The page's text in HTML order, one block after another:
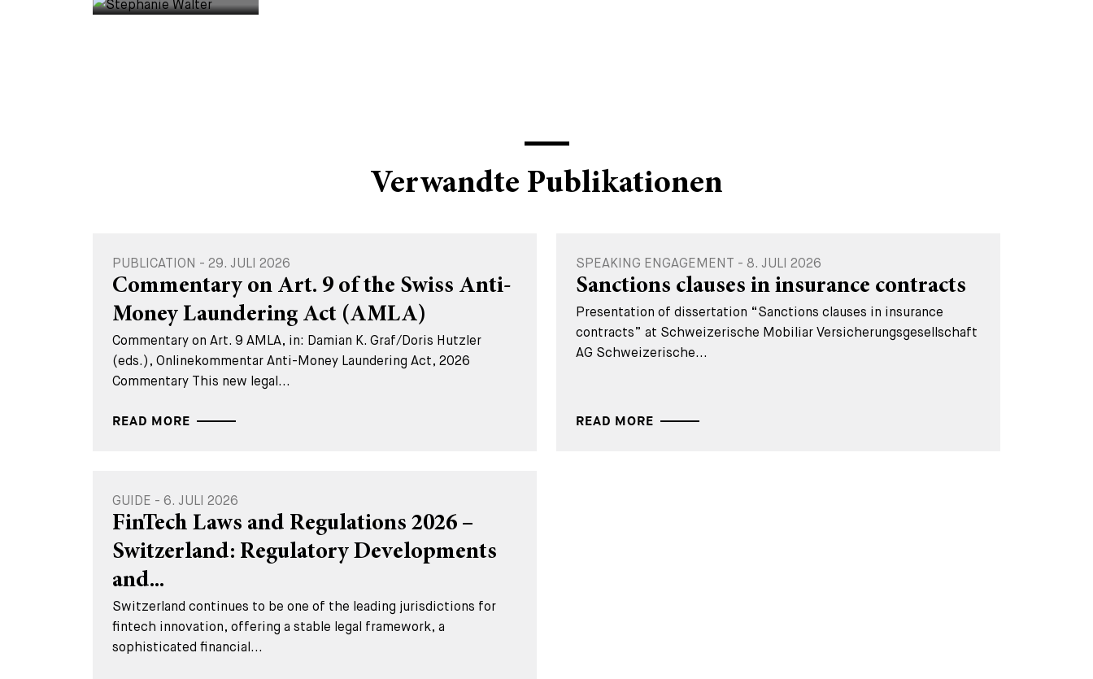
Verwandte Publikationen
PUBLICATION - 29. JULI 2026
Commentary on Art. 9 of the Swiss Anti-
Money Laundering Act (AMLA)
Commentary on Art. 9 AMLA, in: Damian K. Graf/Doris Hutzler
(eds.), Onlinekommentar Anti-Money Laundering Act, 2026
Commentary This new legal...
READ MORE
SPEAKING ENGAGEMENT - 8. JULI 2026
Sanctions clauses in insurance contracts
Presentation of dissertation “Sanctions clauses in insurance
contracts” at Schweizerische Mobiliar Versicherungsgesellschaft
AG Schweizerische...
READ MORE
GUIDE - 6. JULI 2026
FinTech Laws and Regulations 2026 –
Switzerland: Regulatory Developments
and...
Switzerland continues to be one of the leading jurisdictions for
fintech innovation, offering a stable legal framework, a
sophisticated financial...